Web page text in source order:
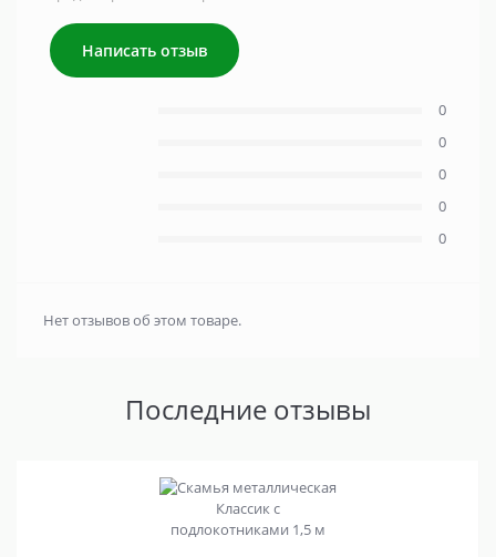
Написать отзыв
0
0
0
0
0
Нет отзывов об этом товаре.
Последние отзывы